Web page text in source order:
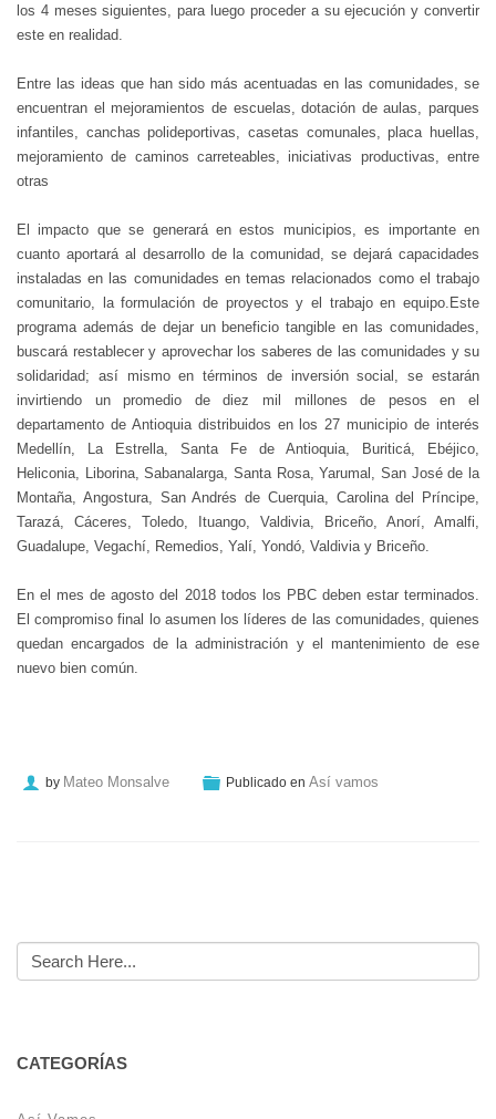
los 4 meses siguientes, para luego proceder a su ejecución y convertir
este en realidad.
Entre las ideas que han sido más acentuadas en las comunidades, se
encuentran el mejoramientos de escuelas, dotación de aulas, parques
infantiles, canchas polideportivas, casetas comunales, placa huellas,
mejoramiento de caminos carreteables, iniciativas productivas, entre
otras
El impacto que se generará en estos municipios, es importante en
cuanto aportará al desarrollo de la comunidad, se dejará capacidades
instaladas en las comunidades en temas relacionados como el trabajo
comunitario, la formulación de proyectos y el trabajo en equipo.Este
programa además de dejar un beneficio tangible en las comunidades,
buscará restablecer y aprovechar los saberes de las comunidades y su
solidaridad; así mismo en términos de inversión social, se estarán
invirtiendo un promedio de diez mil millones de pesos en el
departamento de Antioquia distribuidos en los 27 municipio de interés
Medellín, La Estrella, Santa Fe de Antioquia, Buriticá, Ebéjico,
Heliconia, Liborina, Sabanalarga, Santa Rosa, Yarumal, San José de la
Montaña, Angostura, San Andrés de Cuerquia, Carolina del Príncipe,
Tarazá, Cáceres, Toledo, Ituango, Valdivia, Briceño, Anorí, Amalfi,
Guadalupe, Vegachí, Remedios, Yalí, Yondó, Valdivia y Briceño.
En el mes de agosto del 2018 todos los PBC deben estar terminados.
El compromiso final lo asumen los líderes de las comunidades, quienes
quedan encargados de la administración y el mantenimiento de ese
nuevo bien común.
by Mateo Monsalve Publicado en Así vamos
CATEGORÍAS